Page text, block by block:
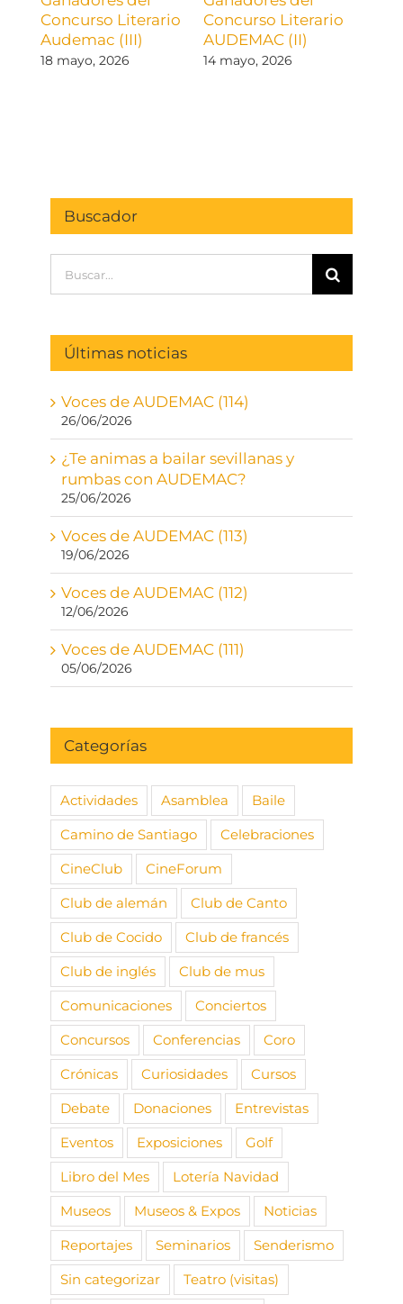
Concurso Literario
Audemac (III)
18 mayo, 2026
Concurso Literario
AUDEMAC (II)
14 mayo, 2026
Buscador
Últimas noticias
Voces de AUDEMAC (114)
26/06/2026
¿Te animas a bailar sevillanas y
rumbas con AUDEMAC?
25/06/2026
Voces de AUDEMAC (113)
19/06/2026
Voces de AUDEMAC (112)
12/06/2026
Voces de AUDEMAC (111)
05/06/2026
Categorías
Actividades Asamblea
Baile
Camino de Santiago
Celebraciones
CineClub
CineForum
Club de alemán
Club de Canto
Club de Cocido
Club de francés
Club de inglés
Club de mus
Comunicaciones
Conciertos
Concursos
Conferencias
Coro
Crónicas
Curiosidades
Cursos
Debate
Donaciones
Entrevistas
Eventos
Exposiciones
Golf
Libro del Mes
Lotería Navidad
Museos
Museos & Expos
Noticias
Reportajes
Seminarios
Senderismo
Sin categorizar
Teatro (visitas)